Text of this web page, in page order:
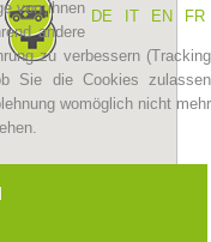
DE
IT EN FR
von ihnen
andere
zu verbessern (Tracking
Sie die Cookies zulassen
womöglich nicht mehr